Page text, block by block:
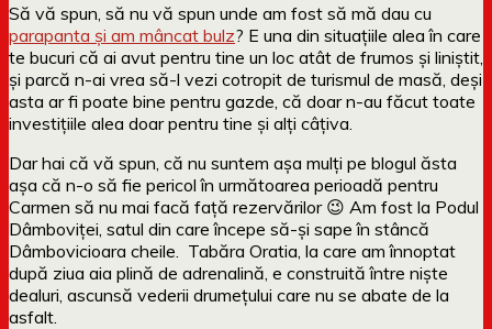
Să vă spun, să nu vă spun unde am fost să mă dau cu
parapanta și am mâncat bulz? E una din situațiile alea în care
te bucuri că ai avut pentru tine un loc atât de frumos și liniștit,
și parcă n-ai vrea să-l vezi cotropit de turismul de masă, deși
asta ar fi poate bine pentru gazde, că doar n-au făcut toate
investițiile alea doar pentru tine și alți câțiva.
Dar hai că vă spun, că nu suntem așa mulți pe blogul ăsta
așa că n-o să fie pericol în următoarea perioadă pentru
Carmen să nu mai facă față rezervărilor 😉 Am fost la Podul
Dâmboviței, satul din care începe să-și sape în stâncă
Dâmbovicioara cheile. Tabăra Oratia, la care am înnoptat
după ziua aia plină de adrenalină, e construită între niște
dealuri, ascunsă vederii drumețului care nu se abate de la
asfalt.